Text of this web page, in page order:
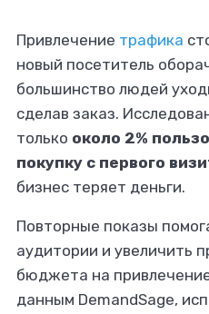
с рекламой?
экспертам Ворк24!
Привлечение трафика
новый посетитель
большинство людей
сделав заказ.
только около 2%
покупку с первого
бизнес теряет деньги.
Повторные показы
аудитории и увеличить
бюджета на
данным DemandSage,